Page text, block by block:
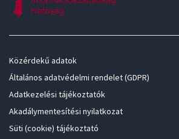
Közérdekű adatok
Általános adatvédelmi rendelet (GDPR)
Adatkezelési tájékoztatók
Akadálymentesítési nyilatkozat
Süti (cookie) tájékoztató